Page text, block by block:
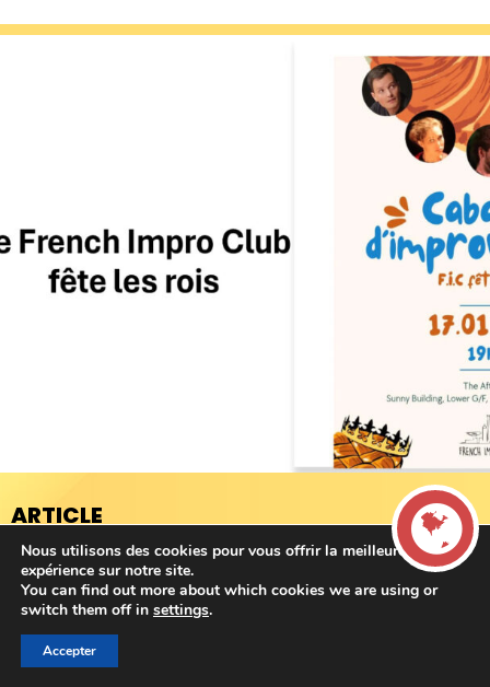
ARTICLE
PRÉCÉDENT
Infos HK/Macao
Messe de Noël en français ce soir
LIVE
Nous utilisons des cookies pour vous offrir la meilleure
expérience sur notre site.
You can find out more about which cookies we are using or
switch them off in settings.
Accepter